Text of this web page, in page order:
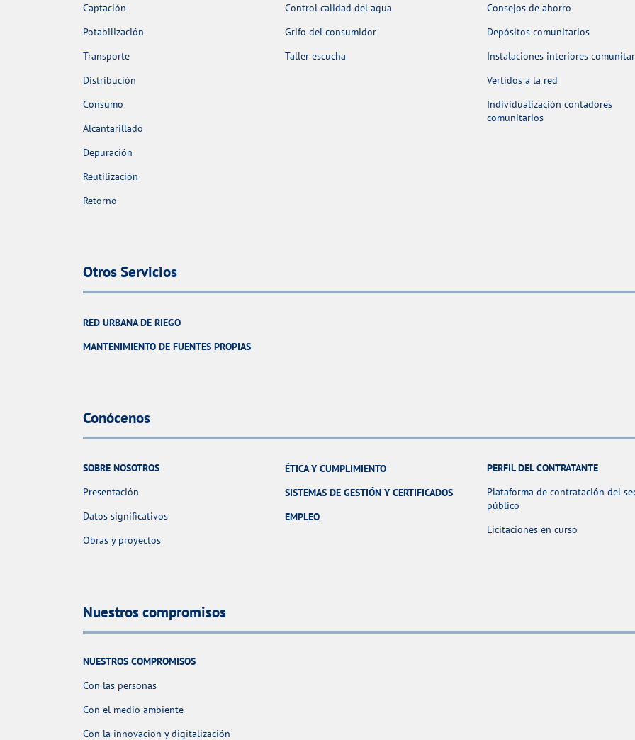
Captación
Potabilización
Transporte
Distribución
Consumo
Alcantarillado
Depuración
Reutilización
Retorno
Control calidad del agua
Grifo del consumidor
Taller escucha
Consejos de ahorro
Depósitos comunitarios
Instalaciones interiores
Vertidos a la red
Individualización contadores
comunitarios
Otros Servicios
RED URBANA DE RIEGO
MANTENIMIENTO DE FUENTES PROPIAS
Conócenos
SOBRE NOSOTROS
Presentación
Datos significativos
Obras y proyectos
ÉTICA Y CUMPLIMIENTO
SISTEMAS DE GESTIÓN Y CERTIFICADOS
EMPLEO
PERFIL DEL CONTRATANTE
Plataforma de contratación del
público
Licitaciones en curso
Nuestros compromisos
NUESTROS COMPROMISOS
Con las personas
Con el medio ambiente
Con la innovacion y digitalización